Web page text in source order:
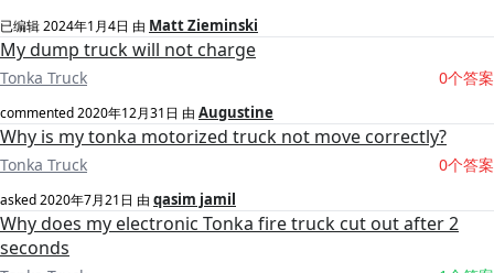
已编辑2024年1月4日 由 Matt Zieminski
My dump truck will not charge
Tonka Truck 0个答案
commented2020年12月31日 由 Augustine
Why is my tonka motorized truck not move correctly?
Tonka Truck 0个答案
asked2020年7月21日 由 qasim jamil
Why does my electronic Tonka fire truck cut out after 2
seconds